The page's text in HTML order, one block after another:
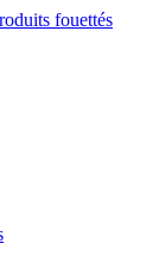
fouettés